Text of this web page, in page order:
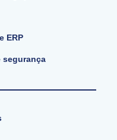
ERP
segurança